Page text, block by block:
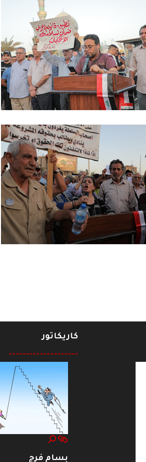
كاريكاتور
--------------------
بسام فرج